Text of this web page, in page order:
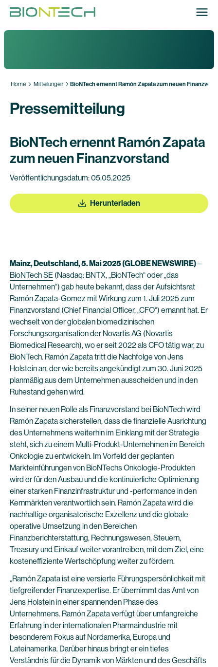
Home Mitteilungen BioNTech ernennt Ramón Zapata zum neuen
Pressemitteilung
BioNTech ernennt Ramón Zapata
zum neuen Finanzvorstand
Veröffentlichungsdatum: 05.05.2025
Herunterladen
Mainz, Deutschland, 5. Mai 2025 (GLOBE NEWSWIRE)–
BioNTech SE (Nasdaq: BNTX, „BioNTech“ oder „das
Unternehmen“) gab heute bekannt, dass der Aufsichtsrat
Ramón Zapata-Gomez mit Wirkung zum 1. Juli 2025 zum
Finanzvorstand (Chief Financial Officer, „CFO“) ernannt hat. Er
wechselt von der globalen biomedizinischen
Forschungsorganisation der Novartis AG (Novartis
Biomedical Research), wo er seit 2022 als CFO tätig war, zu
BioNTech. Ramón Zapata tritt die Nachfolge von Jens
Holstein an, der wie bereits angekündigt zum 30. Juni 2025
planmäßig aus dem Unternehmen ausscheiden und in den
Ruhestand gehen wird.
In seiner neuen Rolle als Finanzvorstand bei BioNTech wird
Ramón Zapata sicherstellen, dass die finanzielle Ausrichtung
des Unternehmens weiterhin im Einklang mit der Strategie
steht, sich zu einem Multi-Produkt-Unternehmen im Bereich
Onkologie zu entwickeln. Im Vorfeld der geplanten
Markteinführungen von BioNTechs Onkologie-Produkten
wird er für den Ausbau und die kontinuierliche Optimierung
einer starken Finanzinfrastruktur und -performance in den
Kernmärkten verantwortlich sein. Ramón Zapata wird die
nachhaltige organisatorische Exzellenz und die globale
operative Umsetzung in den Bereichen
Finanzberichterstattung, Rechnungswesen, Steuern,
Treasury und Einkauf weiter vorantreiben, mit dem Ziel, eine
kosteneffiziente Wertschöpfung weiter zu fördern.
„Ramón Zapata ist eine versierte Führungspersönlichkeit mit
tiefgreifender Finanzexpertise. Er übernimmt das Amt von
Jens Holstein in einer spannenden Phase des
Unternehmens. Ramón Zapata verfügt über umfangreiche
Erfahrung in der internationalen Pharmaindustrie mit
besonderem Fokus auf Nordamerika, Europa und
Lateinamerika. Darüber hinaus bringt er ein tiefes
Verständnis für die Dynamik von Märkten und des Geschäfts